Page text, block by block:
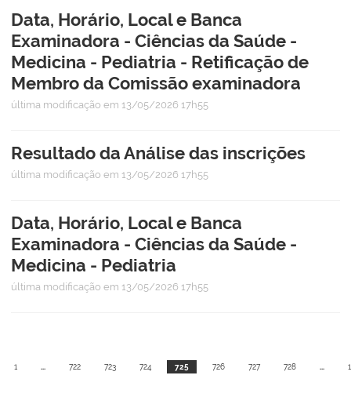
Data, Horário, Local e Banca
Examinadora - Ciências da Saúde -
Medicina - Pediatria - Retificação de
Membro da Comissão examinadora
última modificação em 13/05/2026 17h55
Resultado da Análise das inscrições
última modificação em 13/05/2026 17h55
Data, Horário, Local e Banca
Examinadora - Ciências da Saúde -
Medicina - Pediatria
última modificação em 13/05/2026 17h55
1 ... 722 723 724 725 726 727 728 ...